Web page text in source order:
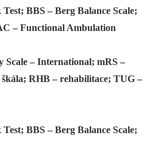
BBS – Berg Balance Scale;
– Functional Ambulation
Scale – International; mRS –
RHB – rehabilitace; TUG –
BBS – Berg Balance Scale;